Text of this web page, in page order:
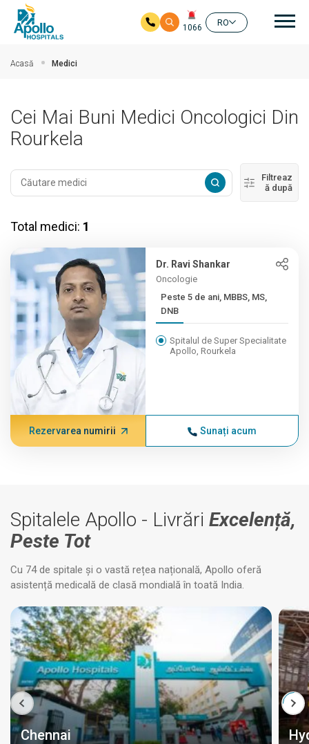
1066
RO
Acasă Medici
Cei Mai Buni Medici Oncologici Din
Rourkela
Filtreaz
ă după
Total medici: 1
Dr. Ravi Shankar
Oncologie
Peste 5 de ani, MBBS, MS,
DNB
Spitalul de Super Specialitate
Apollo, Rourkela
Rezervarea numirii Sunați acum
Spitalele Apollo - Livrări Excelență,
Peste Tot
Cu 74 de spitale și o vastă rețea națională, Apollo oferă
asistență medicală de clasă mondială în toată India.
Chennai